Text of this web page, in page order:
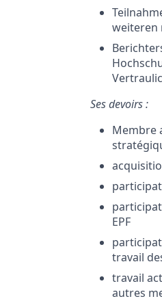
weiteren
Ses devoirs :
Membre
EPF
travail
travail
autres